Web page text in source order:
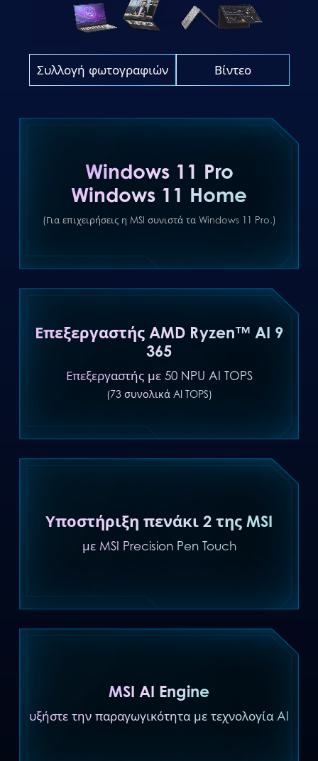
Συλλογή φωτογραφιών Βίντεο
Windows 11 Pro
Windows 11 Home
(Για επιχειρήσεις η MSI συνιστά τα Windows 11 Pro.)
Επεξεργαστής AMD Ryzen™ AI 9
365
Επεξεργαστής με 50 NPU AI TOPS
(73 συνολικά AI TOPS)
Υποστήριξη πενάκι 2 της MSI
με MSI Precision Pen Touch
MSI AI Engine
υξήστε την παραγωγικότητα με τεχνολογία AI